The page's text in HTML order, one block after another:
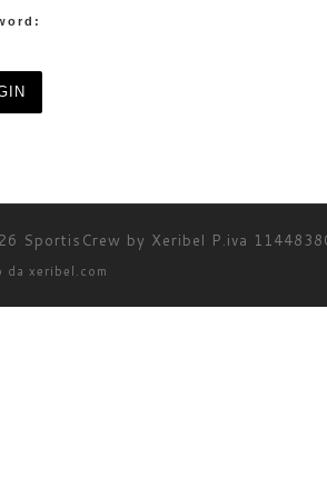
SportisCrew by Xeribel P.iva
da xeribel.com